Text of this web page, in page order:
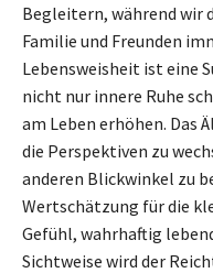
Begleitern, während wir
Familie und Freunden
Lebensweisheit ist eine
nicht nur innere Ruhe
am Leben erhöhen. Das
die Perspektiven zu
anderen Blickwinkel zu
Wertschätzung für die
Gefühl, wahrhaftig
Sichtweise wird der